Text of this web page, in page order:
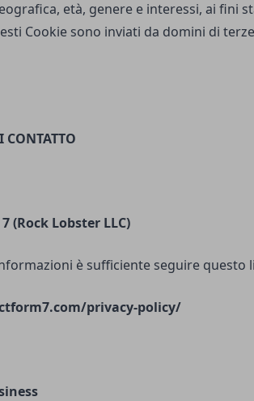
età, genere e interessi, ai fini
Cookie sono inviati da domini di
CONTATTO
(Rock Lobster LLC)
è sufficiente seguire questo
privacy-policy/